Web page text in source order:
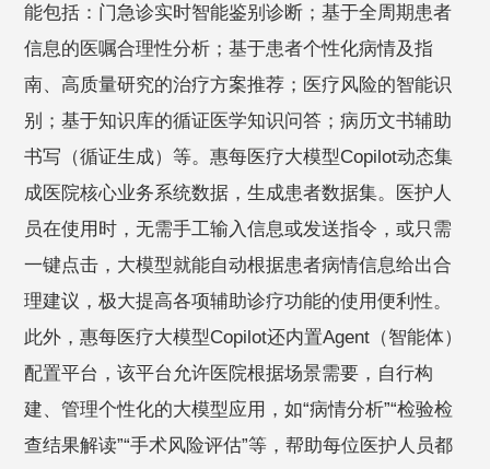
能包括：门急诊实时智能鉴别诊断；基于全周期患者
信息的医嘱合理性分析；基于患者个性化病情及指
南、高质量研究的治疗方案推荐；医疗风险的智能识
别；基于知识库的循证医学知识问答；病历文书辅助
书写（循证生成）等。惠每医疗大模型Copilot动态集
成医院核心业务系统数据，生成患者数据集。医护人
员在使用时，无需手工输入信息或发送指令，或只需
一键点击，大模型就能自动根据患者病情信息给出合
理建议，极大提高各项辅助诊疗功能的使用便利性。
此外，惠每医疗大模型Copilot还内置Agent（智能体）
配置平台，该平台允许医院根据场景需要，自行构
建、管理个性化的大模型应用，如“病情分析”“检验检
查结果解读”“手术风险评估”等，帮助每位医护人员都